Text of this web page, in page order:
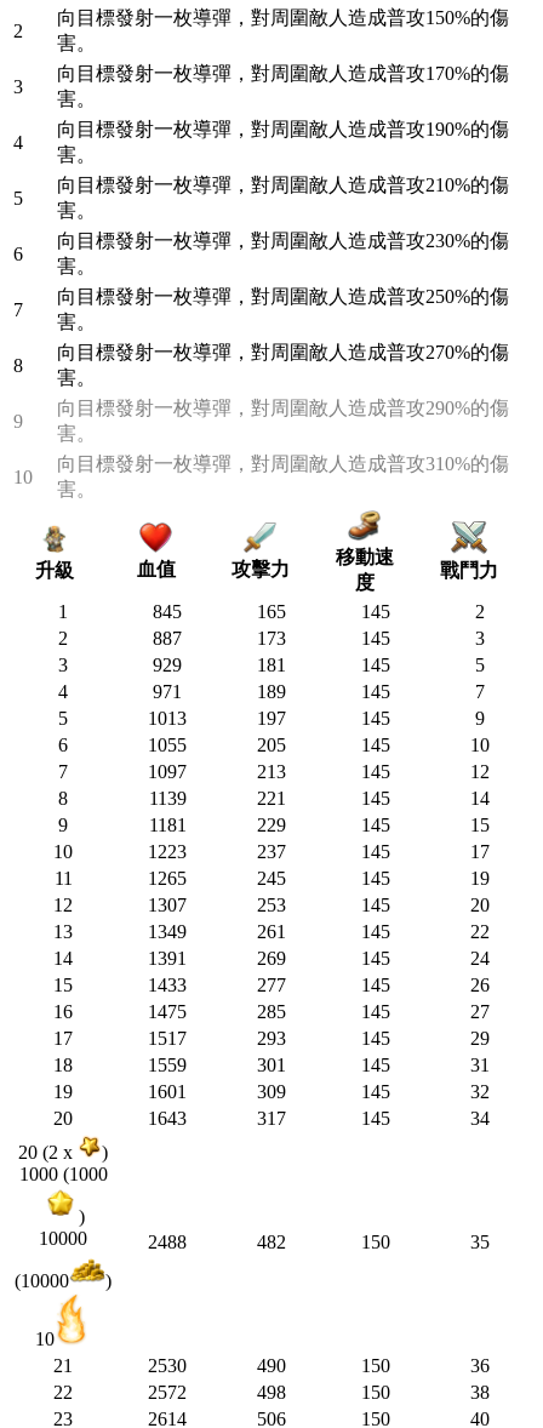
2
向目標發射一枚導彈，對周圍敵人造成普攻150%的傷
害。
3
向目標發射一枚導彈，對周圍敵人造成普攻170%的傷
害。
4
向目標發射一枚導彈，對周圍敵人造成普攻190%的傷
害。
5
向目標發射一枚導彈，對周圍敵人造成普攻210%的傷
害。
6
向目標發射一枚導彈，對周圍敵人造成普攻230%的傷
害。
7
向目標發射一枚導彈，對周圍敵人造成普攻250%的傷
害。
8
向目標發射一枚導彈，對周圍敵人造成普攻270%的傷
害。
9
向目標發射一枚導彈，對周圍敵人造成普攻290%的傷
害。
10
向目標發射一枚導彈，對周圍敵人造成普攻310%的傷
害。
升級 血值 攻擊力
移動速
度
戰鬥力
1 845 165 145
2
2
887 173 145
3
3
929 181 145
5
4
971 189 145
7
5
1013 197 145
9
6
1055 205 145
10
7
1097 213 145
12
8
1139 221 145
14
9
1181 229 145
15
10
1223 237 145
17
11
1265 245 145
19
12
1307 253 145
20
13
1349 261 145
22
14
1391 269 145
24
15
1433 277 145
26
16
1475 285 145
27
17
1517 293 145
29
18
1559 301 145
31
19
1601 309 145
32
20
1643 317 145
34
20 (2 x
)
1000 (1000
)
10000
(10000 )
10
2488 482 150 35
21 2530 490 150
36
22
2572 498 150
38
23
2614 506 150 40